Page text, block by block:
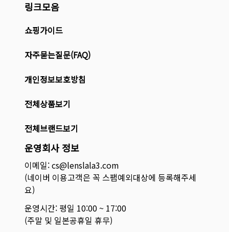
링크모음
쇼핑가이드
자주묻는질문(FAQ)
개인정보보호방침
전체상품보기
전체브랜드보기
운영회사 정보
이메일: cs@lenslala3.com
(네이버 이용고객은 꼭 스팸예외대상에 등록해주세
요)
운영시간: 평일 10:00 ~ 17:00
(주말 및 일본공휴일 휴무)